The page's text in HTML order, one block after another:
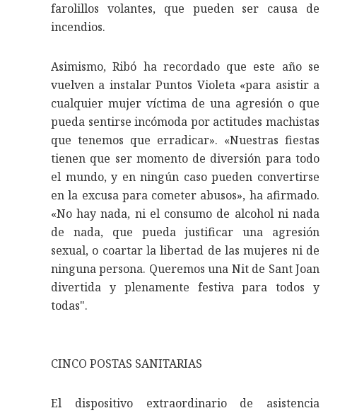
farolillos volantes, que pueden ser causa de
incendios.
Asimismo, Ribó ha recordado que este año se
vuelven a instalar Puntos Violeta «para asistir a
cualquier mujer víctima de una agresión o que
pueda sentirse incómoda por actitudes machistas
que tenemos que erradicar». «Nuestras fiestas
tienen que ser momento de diversión para todo
el mundo, y en ningún caso pueden convertirse
en la excusa para cometer abusos», ha afirmado.
«No hay nada, ni el consumo de alcohol ni nada
de nada, que pueda justificar una agresión
sexual, o coartar la libertad de las mujeres ni de
ninguna persona. Queremos una Nit de Sant Joan
divertida y plenamente festiva para todos y
todas".
CINCO POSTAS SANITARIAS
El dispositivo extraordinario de asistencia